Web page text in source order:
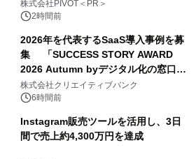
株式会社PIVOT＜PR＞
2時間前
2026年を代表するSaaS導入事例を募
集 「SUCCESS STORY AWARD
2026 Autumn byデジタル化の窓口」
開催
株式会社クリエイティブバンク
6時間前
Instagram販売ツールを活用し、3日
間で売上約4,300万円を達成